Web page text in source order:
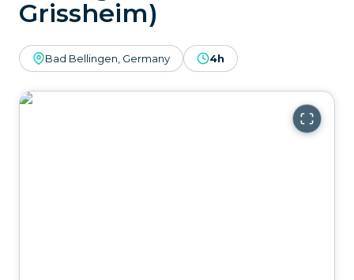
Grissheim)
Bad Bellingen, Germany 4h